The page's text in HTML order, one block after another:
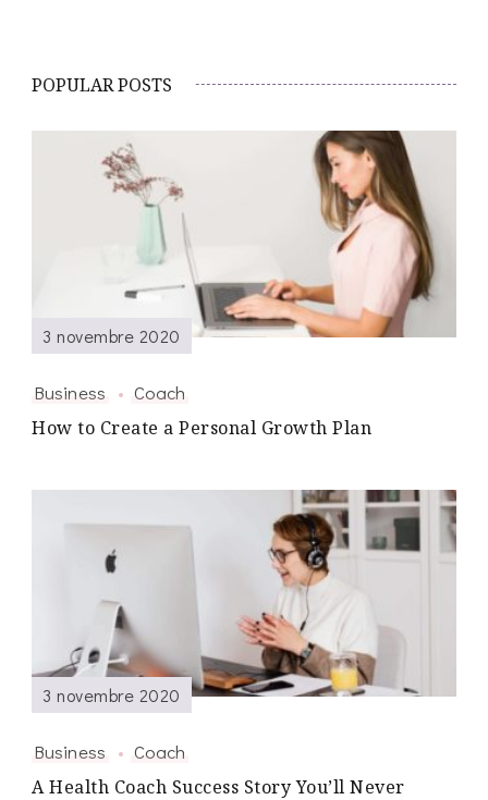
POPULAR POSTS
Business
Coach
How to Create a Personal Growth Plan
3 novembre 2020
Business
Coach
A Health Coach Success Story You’ll Never
3 novembre 2020